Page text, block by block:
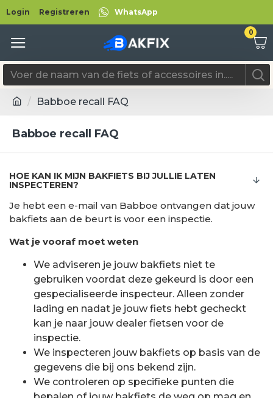
Login Registreren WhatsApp
0
Babboe recall FAQ
Babboe recall FAQ
HOE KAN IK MIJN BAKFIETS BIJ JULLIE LATEN
INSPECTEREN?
Je hebt een e-mail van Babboe ontvangen dat jouw
bakfiets aan de beurt is voor een inspectie.
Wat je vooraf moet weten
We adviseren je jouw bakfiets niet te
gebruiken voordat deze gekeurd is door een
gespecialiseerde inspecteur. Alleen zonder
lading en nadat je jouw fiets hebt gecheckt
kan je naar jouw dealer fietsen voor de
inspectie.
We inspecteren jouw bakfiets op basis van de
gegevens die bij ons bekend zijn.
We controleren op specifieke punten die